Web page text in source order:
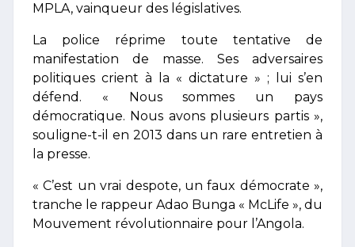
MPLA, vainqueur des législatives.
La police réprime toute tentative de
manifestation de masse. Ses adversaires
politiques crient à la « dictature » ; lui s’en
défend. « Nous sommes un pays
démocratique. Nous avons plusieurs partis »,
souligne-t-il en 2013 dans un rare entretien à
la presse.
« C’est un vrai despote, un faux démocrate »,
tranche le rappeur Adao Bunga « McLife », du
Mouvement révolutionnaire pour l’Angola.